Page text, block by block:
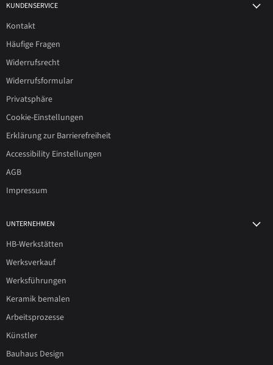
KUNDENSERVICE
Kontakt
Häufige Fragen
Widerrufsrecht
Widerrufsformular
Privatsphäre
Cookie-Einstellungen
Erklärung zur Barrierefreiheit
Accessibility Einstellungen
AGB
Impressum
UNTERNEHMEN
HB-Werkstätten
Werksverkauf
Werksführungen
Keramik bemalen
Arbeitsprozesse
Künstler
Bauhaus Design